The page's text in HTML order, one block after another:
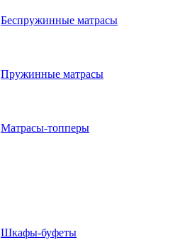
Беспружинные матрасы
Пружинные матрасы
Матрасы-топперы
Шкафы-буфеты